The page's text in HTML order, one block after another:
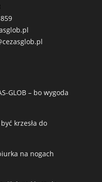
GLOB – bo wygoda
krzesła do
na nogach